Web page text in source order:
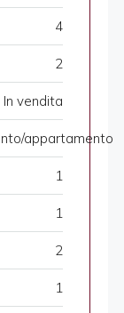
4
2
In vendita
appartamento
1
1
2
1